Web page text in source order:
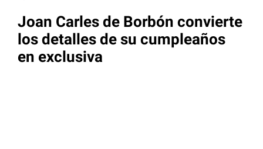
Joan Carles de Borbón convierte
los detalles de su cumpleaños
en exclusiva